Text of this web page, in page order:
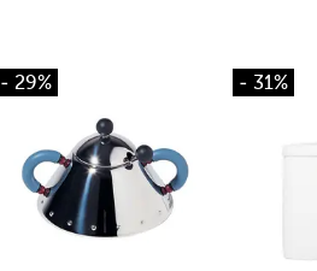
- 29% - 31%